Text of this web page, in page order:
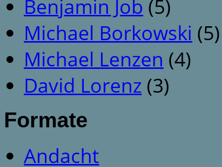
Benjamin Job (5)
Michael Borkowski (5)
Michael Lenzen (4)
David Lorenz (3)
Formate
Andacht